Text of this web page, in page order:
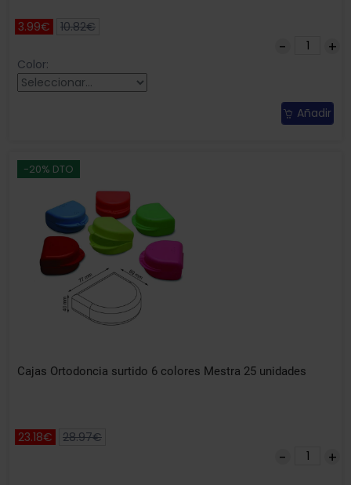
3.99€ 10.82€
Color:
Añadir
-20% DTO
Cajas Ortodoncia surtido 6 colores Mestra 25 unidades
23.18€ 28.97€